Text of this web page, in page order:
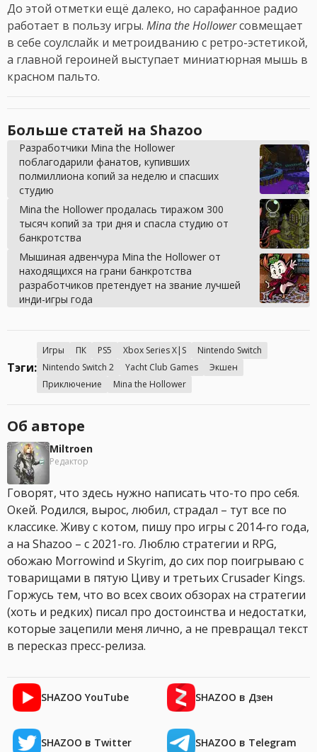
До этой отметки ещё далеко, но сарафанное радио
работает в пользу игры. Mina the Hollowerсовмещает
в себе соулслайк и метроидванию с ретро-эстетикой,
а главной героиней выступает миниатюрная мышь в
красном пальто.
Больше статей на Shazoo
Разработчики Mina the Hollower
поблагодарили фанатов, купивших
полмиллиона копий за неделю и спасших
студию
Mina the Hollower продалась тиражом 300
тысяч копий за три дня и спасла студию от
банкротства
Мышиная адвенчура Mina the Hollower от
находящихся на грани банкротства
разработчиков претендует на звание лучшей
инди-игры года
Тэги:
Игры ПК PS5 Xbox Series X|S
Nintendo Switch
Nintendo Switch 2
Yacht Club Games
Экшен
Приключение
Mina the Hollower
Об авторе
Miltroen
Редактор
Говорят, что здесь нужно написать что-то про себя.
Окей. Родился, вырос, любил, страдал – тут все по
классике. Живу с котом, пишу про игры с 2014-го года,
а на Shazoo – с 2021-го. Люблю стратегии и RPG,
обожаю Morrowind и Skyrim, до сих пор поигрываю с
товарищами в пятую Циву и третьих Crusader Kings.
Горжусь тем, что во всех своих обзорах на стратегии
(хоть и редких) писал про достоинства и недостатки,
которые зацепили меня лично, а не превращал текст
в пересказ пресс-релиза.
SHAZOO YouTube SHAZOO в Дзен
SHAZOO в Twitter SHAZOO в Telegram